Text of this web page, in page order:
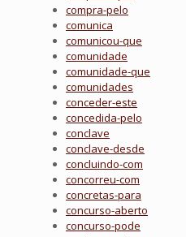
compra-pelo
comunica
comunicou-que
comunidade
comunidade-que
comunidades
conceder-este
concedida-pelo
conclave
conclave-desde
concluindo-com
concorreu-com
concretas-para
concurso-aberto
concurso-pode